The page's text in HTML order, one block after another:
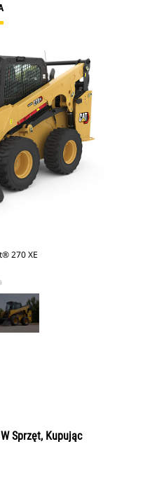
270 XE
Sprzęt, Kupując